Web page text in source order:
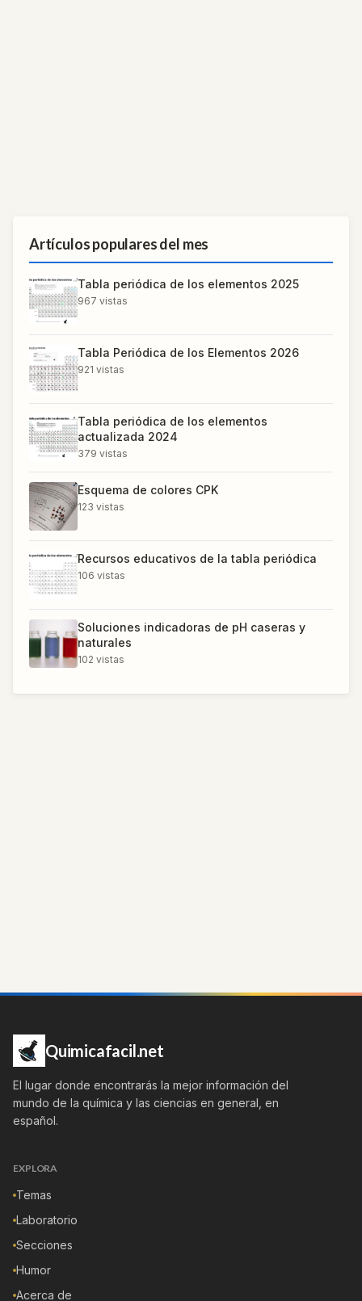
Artículos populares del mes
Tabla periódica de los elementos 2025
967 vistas
Tabla Periódica de los Elementos 2026
921 vistas
Tabla periódica de los elementos
actualizada 2024
379 vistas
Esquema de colores CPK
123 vistas
Recursos educativos de la tabla periódica
106 vistas
Soluciones indicadoras de pH caseras y
naturales
102 vistas
Quimicafacil.net
El lugar donde encontrarás la mejor información del
mundo de la química y las ciencias en general, en
español.
EXPLORA
Temas
Laboratorio
Secciones
Humor
Acerca de